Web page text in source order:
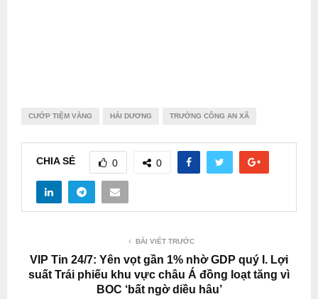
CƯỚP TIỆM VÀNG HẢI DƯƠNG TRƯỞNG CÔNG AN XÃ
CHIA SẺ 0 0
BÀI VIẾT TRƯỚC
VIP Tin 24/7: Yên vọt gần 1% nhờ GDP quý I. Lợi
suất Trái phiếu khu vực châu Á đồng loạt tăng vì
BOC ‘bất ngờ diều hâu’